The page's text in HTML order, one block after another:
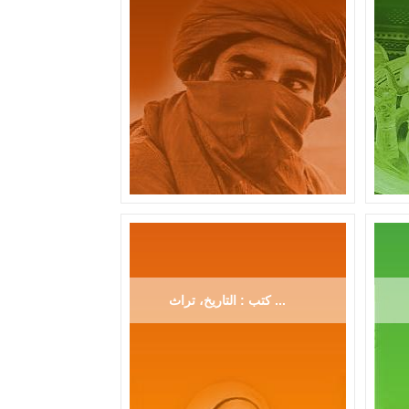
كتب : التاريخ، تراث ...